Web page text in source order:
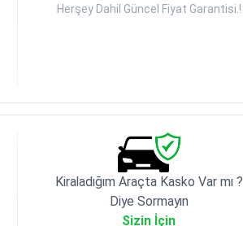
Herşey Dahil Güncel Fiyat Garantisi.!
Kiraladığım Araçta Kasko Var mı ?
Diye Sormayın
Sizin İçin